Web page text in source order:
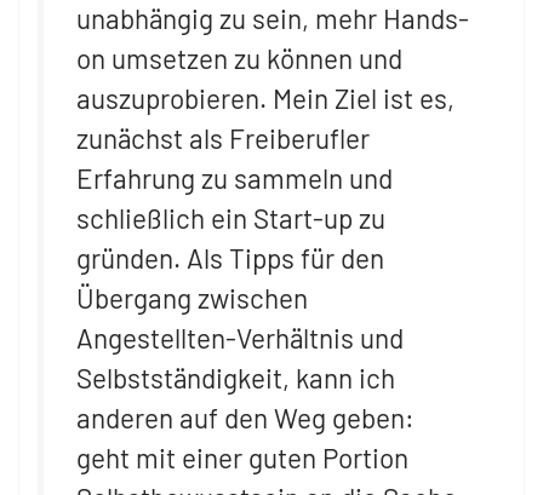
unabhängig zu sein, mehr Hands-
on umsetzen zu können und
auszuprobieren. Mein Ziel ist es,
zunächst als Freiberufler
Erfahrung zu sammeln und
schließlich ein Start-up zu
gründen. Als Tipps für den
Übergang zwischen
Angestellten-Verhältnis und
Selbstständigkeit, kann ich
anderen auf den Weg geben:
geht mit einer guten Portion